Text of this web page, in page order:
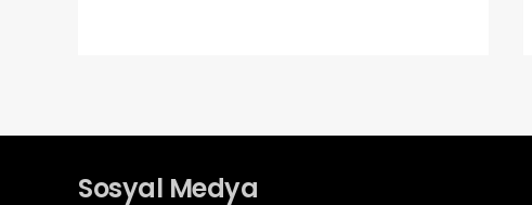
Sosyal Medya